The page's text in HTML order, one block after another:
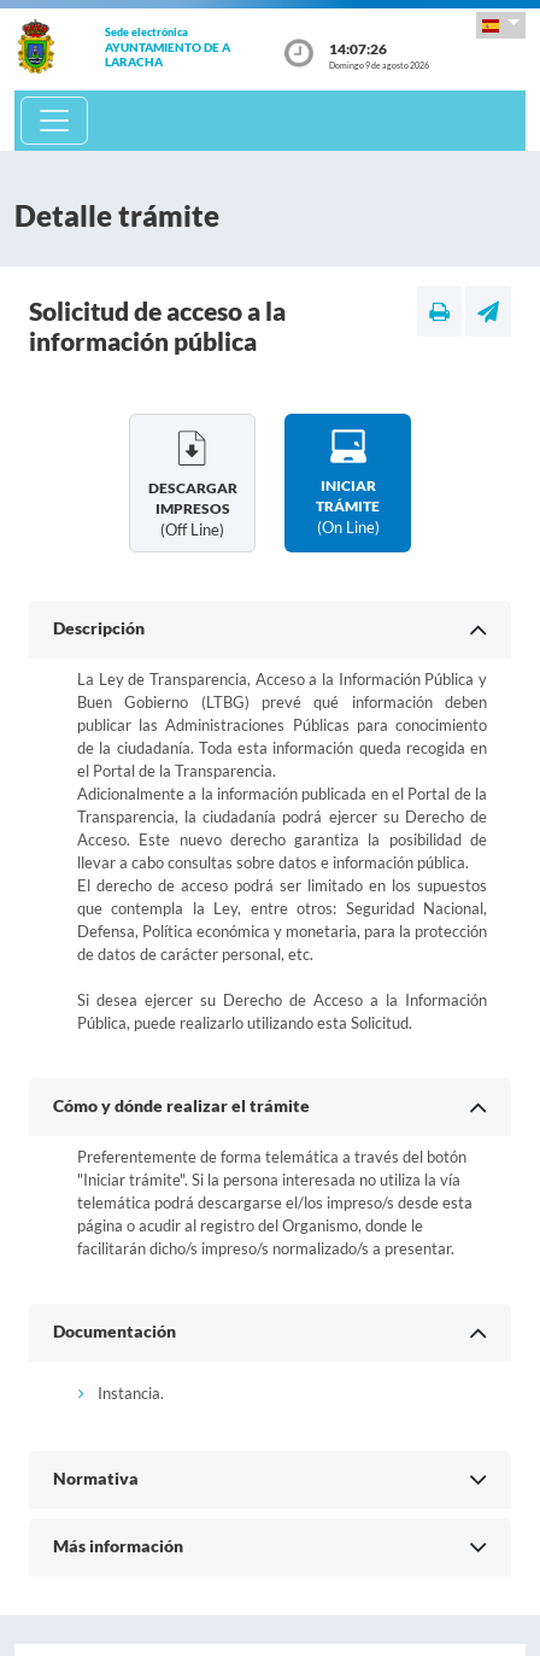
Sede electrónica
AYUNTAMIENTO DE A
LARACHA
14:07:26
Domingo 9 de agosto 2026
Detalle trámite
Solicitud de acceso a la
información pública
DESCARGAR
IMPRESOS
(off Line)
INICIAR
TRÁMITE
(on Line)
Descripción
La Ley de Transparencia, Acceso a la Información Pública y
Buen Gobierno (LTBG) prevé qué información deben
publicar las Administraciones Públicas para conocimiento
de la ciudadanía. Toda esta información queda recogida en
el Portal de la Transparencia.
Adicionalmente a la información publicada en el Portal de la
Transparencia, la ciudadanía podrá ejercer su Derecho de
Acceso. Este nuevo derecho garantiza la posibilidad de
llevar a cabo consultas sobre datos e información pública.
El derecho de acceso podrá ser limitado en los supuestos
que contempla la Ley, entre otros: Seguridad Nacional,
Defensa, Política económica y monetaria, para la protección
de datos de carácter personal, etc.
Si desea ejercer su Derecho de Acceso a la Información
Pública, puede realizarlo utilizando esta Solicitud.
Cómo y dónde realizar el trámite
Preferentemente de forma telemática a través del botón
"Iniciar trámite". Si la persona interesada no utiliza la vía
telemática podrá descargarse el/los impreso/s desde esta
página o acudir al registro del Organismo, donde le
facilitarán dicho/s impreso/s normalizado/s a presentar.
Documentación
Instancia.
Normativa
Más información